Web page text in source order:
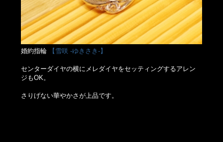
婚約指輪 【雪咲 -ゆきさき-】
センターダイヤの横にメレダイヤをセッティングするアレン
ジもOK。
さりげない華やかさが上品です。